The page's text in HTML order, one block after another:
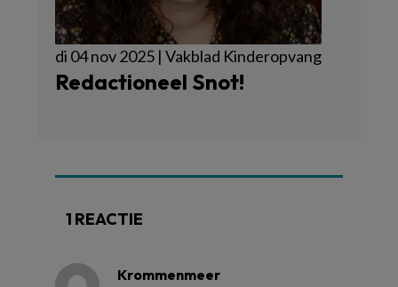
di 04 nov 2025 | Vakblad Kinderopvang
Redactioneel Snot!
1 REACTIE
Krommenmeer